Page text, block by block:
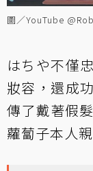
圖／YouTube
はちや不僅
妝容，還成
傳了戴著假
蘿蔔子本人